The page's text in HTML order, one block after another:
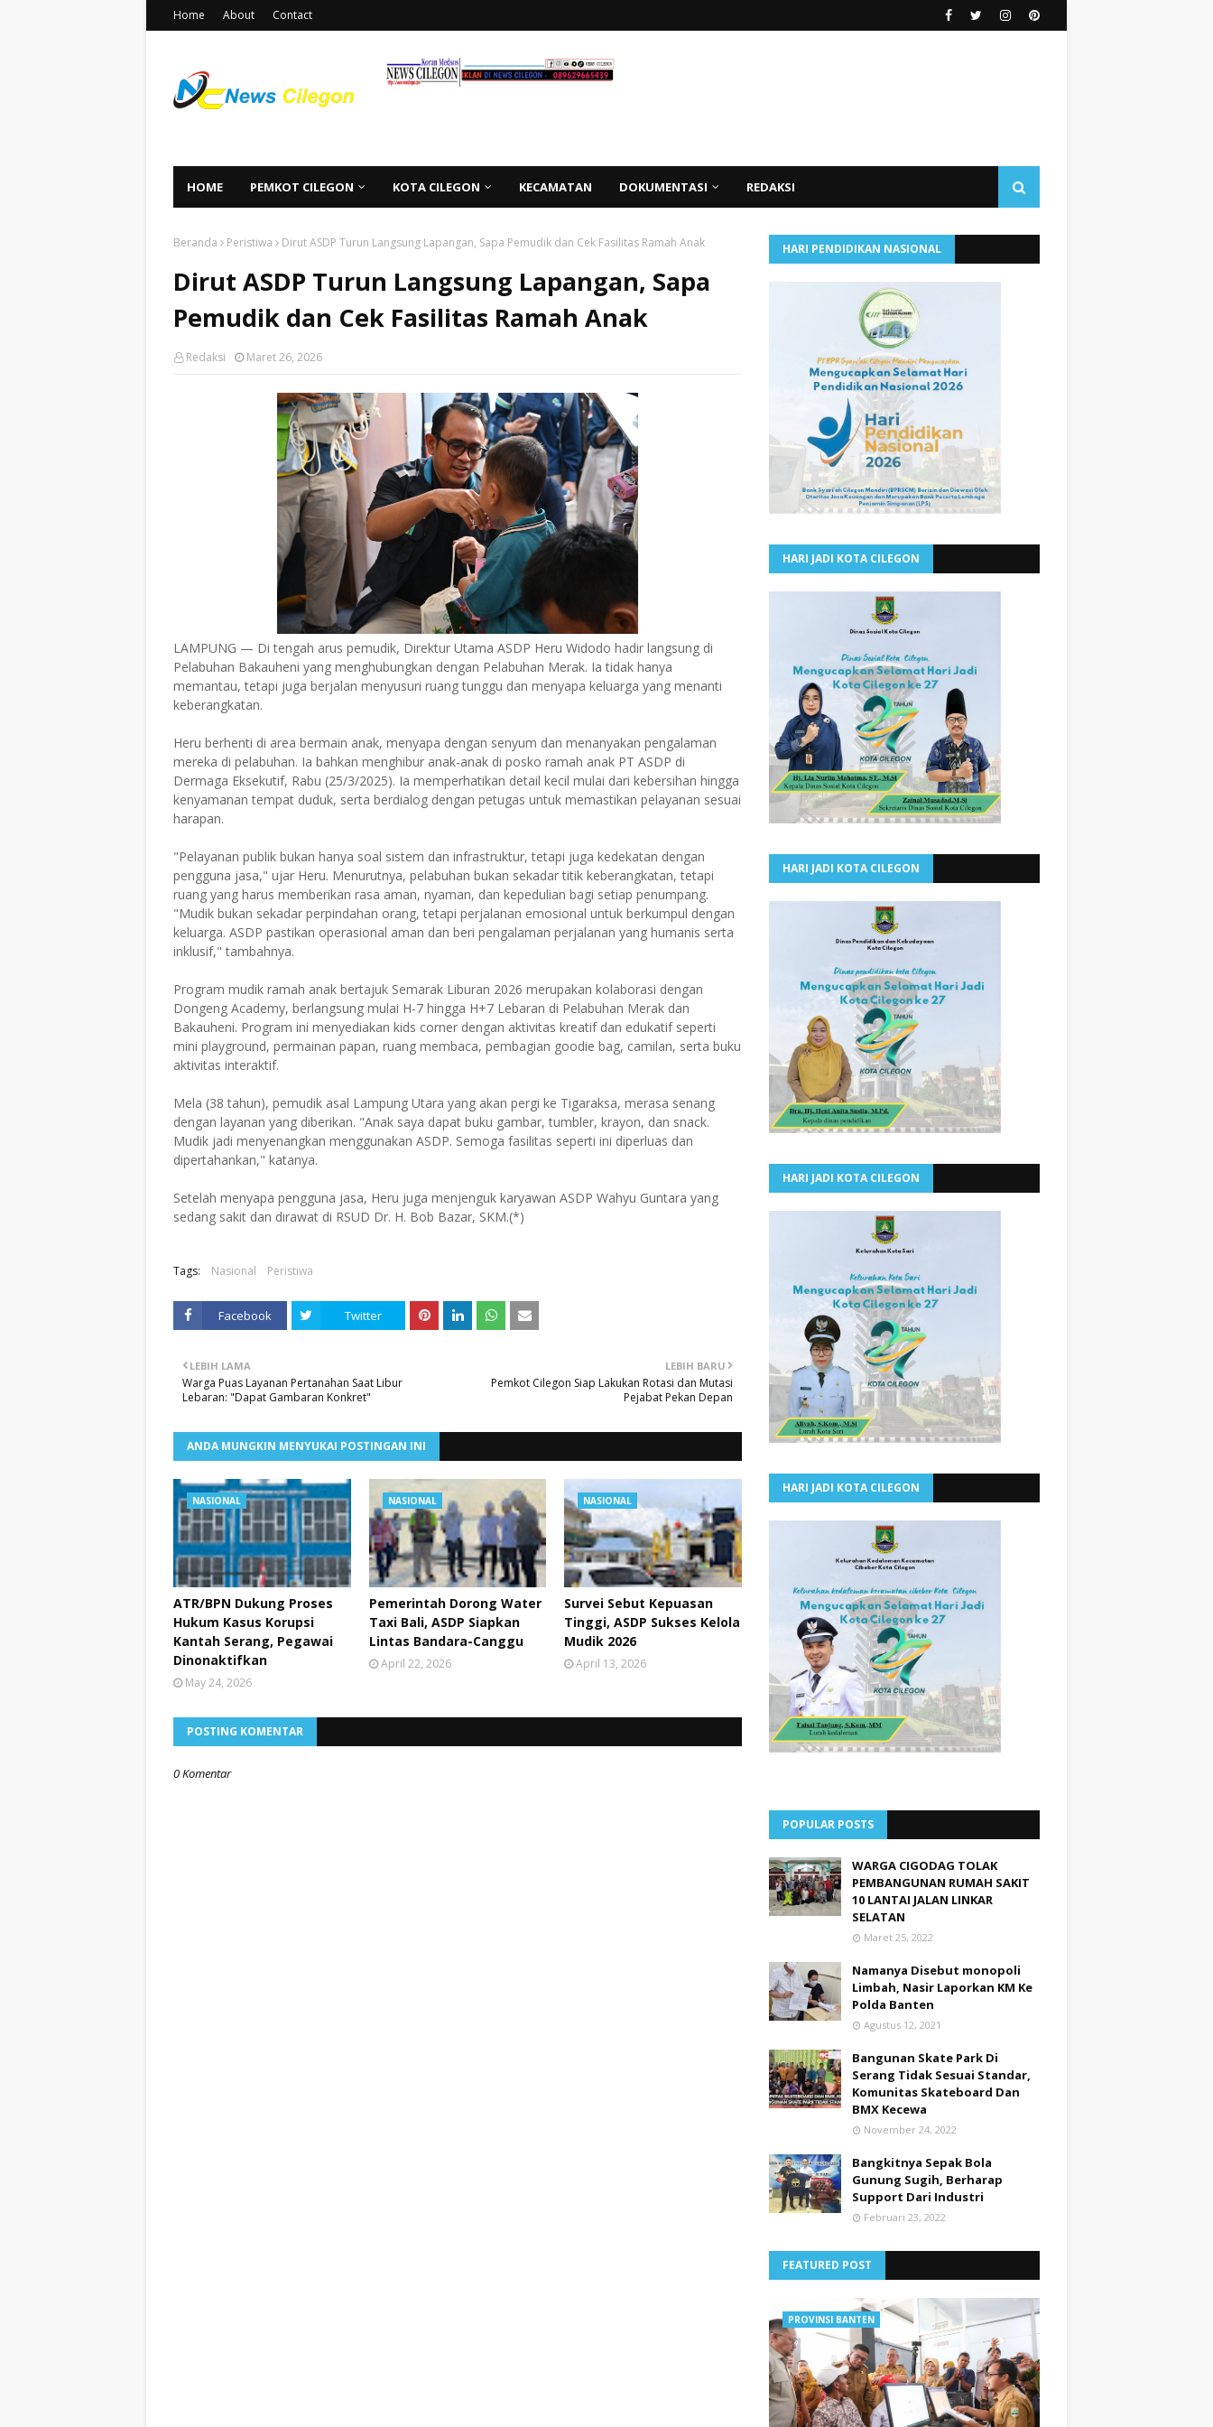
Home About Contact
HOME PEMKOT CILEGON KOTA CILEGON KECAMATAN DOKUMENTASI REDAKSI
Beranda Peristiwa Dirut ASDP Turun Langsung Lapangan, Sapa Pemudik dan Cek Fasilitas Ramah Anak
Dirut ASDP Turun Langsung Lapangan, Sapa
Pemudik dan Cek Fasilitas Ramah Anak
Redaksi Maret 26, 2026
LAMPUNG — Di tengah arus pemudik, Direktur Utama ASDP Heru Widodo hadir langsung di
Pelabuhan Bakauheni yang menghubungkan dengan Pelabuhan Merak. Ia tidak hanya
memantau, tetapi juga berjalan menyusuri ruang tunggu dan menyapa keluarga yang menanti
keberangkatan.
Heru berhenti di area bermain anak, menyapa dengan senyum dan menanyakan pengalaman
mereka di pelabuhan. Ia bahkan menghibur anak-anak di posko ramah anak PT ASDP di
Dermaga Eksekutif, Rabu (25/3/2025). Ia memperhatikan detail kecil mulai dari kebersihan hingga
kenyamanan tempat duduk, serta berdialog dengan petugas untuk memastikan pelayanan sesuai
harapan.
"Pelayanan publik bukan hanya soal sistem dan infrastruktur, tetapi juga kedekatan dengan
pengguna jasa," ujar Heru. Menurutnya, pelabuhan bukan sekadar titik keberangkatan, tetapi
ruang yang harus memberikan rasa aman, nyaman, dan kepedulian bagi setiap penumpang.
"Mudik bukan sekadar perpindahan orang, tetapi perjalanan emosional untuk berkumpul dengan
keluarga. ASDP pastikan operasional aman dan beri pengalaman perjalanan yang humanis serta
inklusif," tambahnya.
Program mudik ramah anak bertajuk Semarak Liburan 2026 merupakan kolaborasi dengan
Dongeng Academy, berlangsung mulai H-7 hingga H+7 Lebaran di Pelabuhan Merak dan
Bakauheni. Program ini menyediakan kids corner dengan aktivitas kreatif dan edukatif seperti
mini playground, permainan papan, ruang membaca, pembagian goodie bag, camilan, serta buku
aktivitas interaktif.
Mela (38 tahun), pemudik asal Lampung Utara yang akan pergi ke Tigaraksa, merasa senang
dengan layanan yang diberikan. "Anak saya dapat buku gambar, tumbler, krayon, dan snack.
Mudik jadi menyenangkan menggunakan ASDP. Semoga fasilitas seperti ini diperluas dan
dipertahankan," katanya.
Setelah menyapa pengguna jasa, Heru juga menjenguk karyawan ASDP Wahyu Guntara yang
sedang sakit dan dirawat di RSUD Dr. H. Bob Bazar, SKM.(*)
Tags: Nasional Peristiwa
Facebook Twitter
LEBIH BARU
Pemkot Cilegon Siap Lakukan Rotasi dan Mutasi
Pejabat Pekan Depan
LEBIH LAMA
Warga Puas Layanan Pertanahan Saat Libur
Lebaran: "Dapat Gambaran Konkret"
ANDA MUNGKIN MENYUKAI POSTINGAN INI
NASIONAL
ATR/BPN Dukung Proses
Hukum Kasus Korupsi
Kantah Serang, Pegawai
Dinonaktifkan
May 24, 2026
NASIONAL
Pemerintah Dorong Water
Taxi Bali, ASDP Siapkan
Lintas Bandara-Canggu
April 22, 2026
NASIONAL
Survei Sebut Kepuasan
Tinggi, ASDP Sukses Kelola
Mudik 2026
April 13, 2026
POSTING KOMENTAR
0 Komentar
HARI PENDIDIKAN NASIONAL
HARI JADI KOTA CILEGON
HARI JADI KOTA CILEGON
HARI JADI KOTA CILEGON
HARI JADI KOTA CILEGON
POPULAR POSTS
WARGA CIGODAG TOLAK
PEMBANGUNAN RUMAH SAKIT
10 LANTAI JALAN LINKAR
SELATAN
Maret 25, 2022
Namanya Disebut monopoli
Limbah, Nasir Laporkan KM Ke
Polda Banten
Agustus 12, 2021
Bangunan Skate Park Di
Serang Tidak Sesuai Standar,
Komunitas Skateboard Dan
BMX Kecewa
November 24, 2022
Bangkitnya Sepak Bola
Gunung Sugih, Berharap
Support Dari Industri
Februari 23, 2022
FEATURED POST
PROVINSI BANTEN